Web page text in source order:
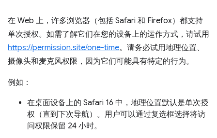
在 Web 上，许多浏览器（包括 Safari 和 Firefox）都支持
单次授权。如需了解它们在您的设备上的运作方式，请试用
https://permission.site/one-time。请务必试用地理位置、
摄像头和麦克风权限，因为它们可能具有特定的行为。
例如：
在桌面设备上的 Safari 16 中，地理位置默认是单次授
权（直到下次导航）。用户可以通过复选框选择将访
问权限保留 24 小时。